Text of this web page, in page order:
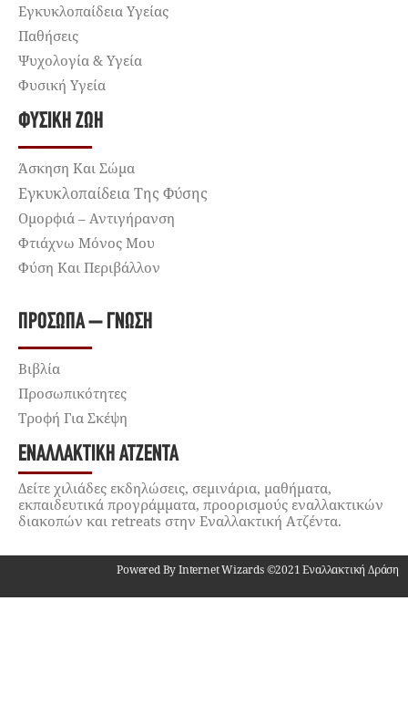
Εγκυκλοπαίδεια Υγείας
Παθήσεις
Ψυχολογία & Υγεία
Φυσική Υγεία
ΦΥΣΙΚΉ ΖΩΉ
Άσκηση Και Σώμα
Εγκυκλοπαίδεια Της Φύσης
Ομορφιά – Αντιγήρανση
Φτιάχνω Μόνος Μου
Φύση Και Περιβάλλον
ΠΡΌΣΩΠΑ – ΓΝΏΣΗ
Βιβλία
Προσωπικότητες
Τροφή Για Σκέψη
ΕΝΑΛΛΑΚΤΙΚΉ ΑΤΖΈΝΤΑ
Δείτε χιλιάδες εκδηλώσεις, σεμινάρια, μαθήματα,
εκπαιδευτικά προγράμματα, προορισμούς εναλλακτικών
διακοπών και retreats στην Εναλλακτική Ατζέντα.
Powered By Internet Wizards ©2021 Εναλλακτική Δράση